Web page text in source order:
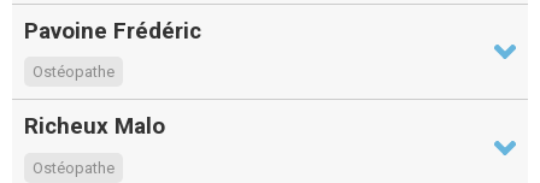
Pavoine Frédéric
Ostéopathe
Richeux Malo
Ostéopathe